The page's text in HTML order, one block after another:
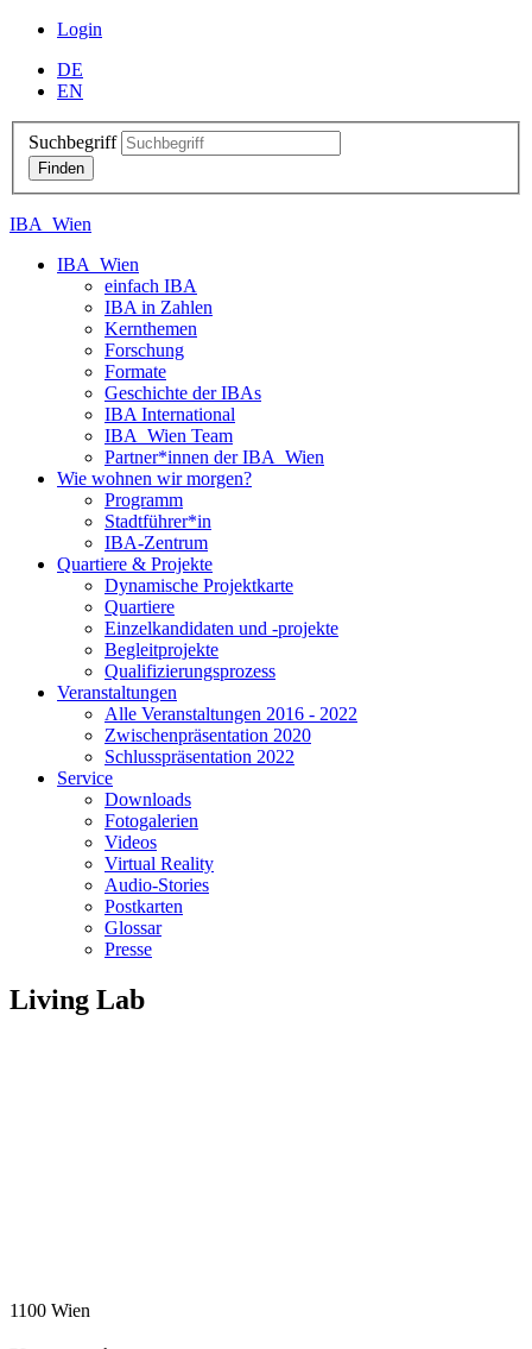
Login
DE
EN
Suchbegriff
IBA_Wien
IBA_Wien
einfach IBA
IBA in Zahlen
Kernthemen
Forschung
Formate
Geschichte der IBAs
IBA International
IBA_Wien Team
Partner*innen der IBA_Wien
Wie wohnen wir morgen?
Programm
Stadtführer*in
IBA-Zentrum
Quartiere & Projekte
Dynamische Projektkarte
Quartiere
Einzelkandidaten und -projekte
Begleitprojekte
Qualifizierungsprozess
Veranstaltungen
Alle Veranstaltungen 2016 - 2022
Zwischenpräsentation 2020
Schlusspräsentation 2022
Service
Downloads
Fotogalerien
Videos
Virtual Reality
Audio-Stories
Postkarten
Glossar
Presse
Living Lab
1100 Wien